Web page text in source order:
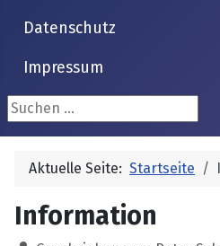
Datenschutz
Impressum
Suchen ...
Aktuelle Seite: Startseite
Information